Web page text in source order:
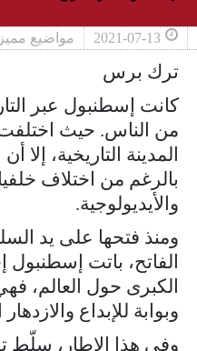
2021-07-13 مواضيع
ترك برس
كانت إسطنبول عبر
من الناس. حيث
المدينة التاريخية،
بالرغم من اختلاف
والأيديولوجية.
ومنذ فتحها على يد
الفاتح، باتت
الكبرى حول العالم،
وبوابة للإبداع